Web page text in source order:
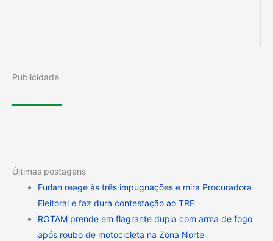
Publicidade
Últimas postagens
Furlan reage às três impugnações e mira Procuradora
Eleitoral e faz dura contestação ao TRE
ROTAM prende em flagrante dupla com arma de fogo
após roubo de motocicleta na Zona Norte